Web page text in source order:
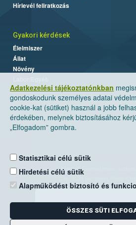
Adatkezelési tájékoztatónkban
gondoskodunk személyes adatai
cookie-kat (sütiket) használ a jobb
érdekében, melynek biztosításához
„Elfogadom” gombra.
Statisztikai célú sütik
Hirdetési célú sütik
Alapműködést biztosító és
ÖSSZES SÜTI
Hírlevél feliratkozás
Gyakori kérdések
Élelmiszer
Állat
Növény
Nemzeti Élelmiszerlánc-
Levelezési cím: 1525
E-mail: